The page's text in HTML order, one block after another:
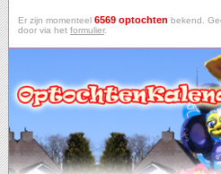
Er zijn momenteel 6569 optochten bekend.
door via het formulier.